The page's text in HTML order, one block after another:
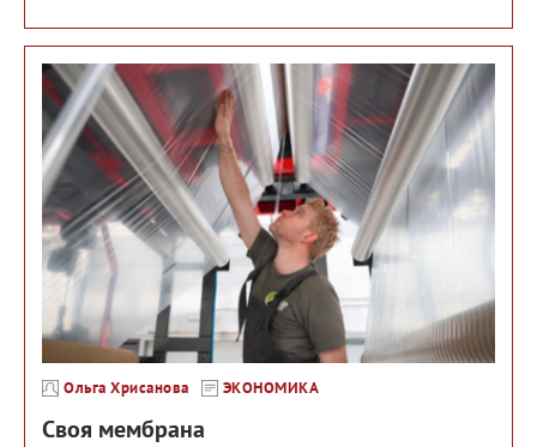
Ольга Хрисанова ЭКОНОМИКА
Своя мембрана